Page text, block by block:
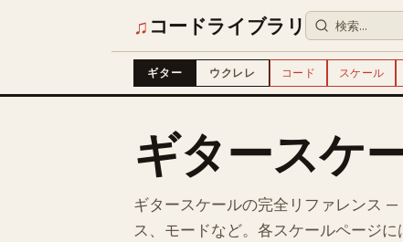
♫ コードライブラリ
ギター ウクレレ コード スケール
ギタースケ
ギタースケールの完全リファレンス
ス、モードなど。各スケールページ